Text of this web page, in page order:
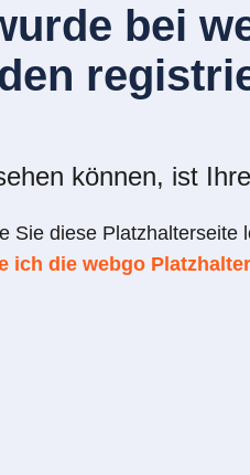
bei
können, ist
Sie diese Platzhalterseite
ich die webgo